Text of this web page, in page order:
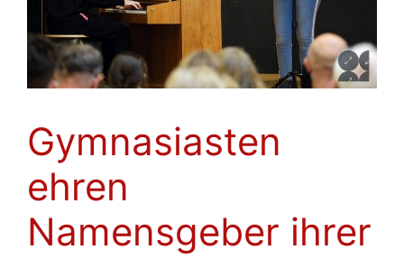
Gymnasiasten
ehren
Namensgeber ihrer